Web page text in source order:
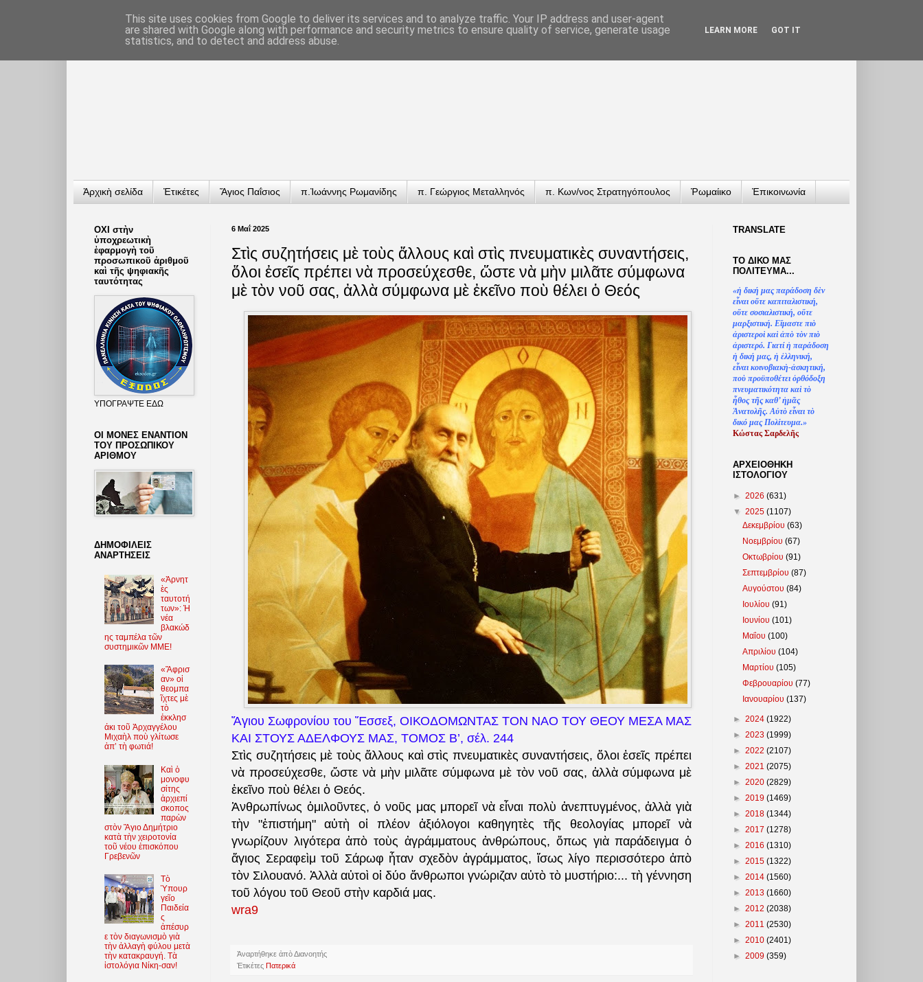
Ἀρχικὴ σελίδα Ἐτικέτες Ἅγιος Παΐσιος π.Ἰωάννης Ρωμανίδης π. Γεώργιος Μεταλληνός π. Κων/νος Στρατηγόπουλος Ῥωμαίικο Ἐπικοινωνία
6 Μαΐ 2025
Στὶς συζητήσεις μὲ τοὺς ἄλλους καὶ στὶς πνευματικὲς συναντήσεις,
ὅλοι ἐσεῖς πρέπει νὰ προσεύχεσθε, ὥστε νὰ μὴν μιλᾶτε σύμφωνα
μὲ τὸν νοῦ σας, ἀλλὰ σύμφωνα μὲ ἐκεῖνο ποὺ θέλει ὁ Θεός
Ἅγιου Σωφρονίου του Ἔσσεξ, ΟΙΚΟΔΟΜΩΝΤΑΣ ΤΟΝ ΝΑΟ ΤΟΥ ΘΕΟΥ ΜΕΣΑ ΜΑΣ
ΚΑΙ ΣΤΟΥΣ ΑΔΕΛΦΟΥΣ ΜΑΣ, ΤΟΜΟΣ Β’, σέλ. 244
Στὶς συζητήσεις μὲ τοὺς ἄλλους καὶ στὶς πνευματικὲς συναντήσεις, ὅλοι ἐσεῖς πρέπει
νὰ προσεύχεσθε, ὥστε νὰ μὴν μιλᾶτε σύμφωνα μὲ τὸν νοῦ σας, ἀλλὰ σύμφωνα μὲ
ἐκεῖνο ποὺ θέλει ὁ Θεός.
Ἀνθρωπίνως ὁμιλοῦντες, ὁ νοῦς μας μπορεῖ νὰ εἶναι πολὺ ἀνεπτυγμένος, ἀλλὰ γιὰ
τὴν "ἐπιστήμη" αὐτὴ οἱ πλέον ἀξιόλογοι καθηγητὲς τῆς θεολογίας μπορεῖ νὰ
γνωρίζουν λιγότερα ἀπὸ τοὺς ἀγράμματους ἀνθρώπους, ὅπως γιὰ παράδειγμα ὁ
ἅγιος Σεραφεὶμ τοῦ Σάρωφ ἦταν σχεδὸν ἀγράμματος, ἴσως λίγο περισσότερο ἀπὸ
τὸν Σιλουανό. Ἀλλὰ αὐτοὶ οἱ δύο ἄνθρωποι γνώριζαν αὐτὸ τὸ μυστήριο:... τὴ γέννηση
τοῦ λόγου τοῦ Θεοῦ στὴν καρδιά μας.
wra9
Ἀναρτήθηκε ἀπὸΔιανοητής
Ἐτικέτες Πατερικά
ΟΧΙ στὴν
ὑποχρεωτικὴ
ἐφαρμογὴ τοῦ
προσωπικοῦ ἀριθμοῦ
καὶ τῆς ψηφιακῆς
ταυτότητας
ΥΠΟΓΡΑΨΤΕ ΕΔΩ
ΟΙ ΜΟΝΕΣ ΕΝΑΝΤΙΟΝ
ΤΟΥ ΠΡΟΣΩΠΙΚΟΥ
ΑΡΙΘΜΟΥ
ΔΗΜΟΦΙΛΕΙΣ
ΑΝΑΡΤΗΣΕΙΣ
«Ἀρνητ
ὲς
ταυτοτή
των»: Ἡ
νέα
βλακώδ
ης ταμπέλα τῶν
συστημικῶν ΜΜΕ!
«Ἄφρισ
αν» οἱ
θεομπα
ῖχτες μὲ
τὸ
ἐκκλησ
άκι τοῦ Ἀρχαγγέλου
Μιχαὴλ ποὺ γλίτωσε
ἀπ’ τὴ φωτιά!
Καὶ ὁ
μονοφυ
σίτης
ἀρχιεπί
σκοπος
παρὼν
στὸν Ἅγιο Δημήτριο
κατὰ τὴν χειροτονία
τοῦ νέου ἐπισκόπου
Γρεβενῶν
Τὸ
Ὑπουρ
γεῖο
Παιδεία
ς
ἀπέσυρ
ε τὸν διαγωνισμὸ γιὰ
τὴν ἀλλαγὴ φύλου μετὰ
τὴν κατακραυγή. Τὰ
ἱστολόγια Νίκη-σαν!
TRANSLATΕ
ΤΟ ΔΙΚΟ ΜΑΣ
ΠΟΛΙΤΕΥΜΑ...
«ἡ δική μας παράδοση δὲν
εἶναι οὔτε καπιταλιστική,
οὔτε σοσιαλιστική, οὔτε
μαρξιστική. Εἴμαστε πιὸ
ἀριστεροὶ καὶ ἀπὸ τὸν πιὸ
ἀριστερό. Γιατίἡ παράδοση
ἡ δική μας, ἡ ἑλληνική,
εἶναι κοινοβιακὴ-ἀσκητική,
ποὺ προϋποθέτει ὀρθόδοξη
πνευματικότητα καὶ τὸ
ἦθος τῆς καθ’ἠμᾶς
Ἀνατολῆς. Αὐτὸ εἶναι τὸ
δικό μας Πολίτευμα.»
Κώστας Σαρδελῆς
ΑΡΧΕΙΟΘΗΚΗ
ΙΣΤΟΛΟΓΙΟΥ
► 2026 (631)
▼ 2025 (1107)
Δεκεμβρίου(63)
Νοεμβρίου(67)
Οκτωβρίου(91)
Σεπτεμβρίου(87)
Αυγούστου(84)
Ιουλίου(91)
Ιουνίου(101)
Μαΐου(100)
Απριλίου(104)
Μαρτίου(105)
Φεβρουαρίου(77)
Ιανουαρίου(137)
► 2024 (1922)
► 2023 (1999)
► 2022 (2107)
► 2021 (2075)
► 2020 (2829)
► 2019 (1469)
► 2018 (1344)
► 2017 (1278)
► 2016 (1310)
► 2015 (1322)
► 2014 (1560)
► 2013 (1660)
► 2012 (2038)
► 2011 (2530)
► 2010 (2401)
► 2009 (359)
This site uses cookies from Google to deliver its services and to analyze traffic. Your IP address and user-agent
are shared with Google along with performance and security metrics to ensure quality of service, generate usage
statistics, and to detect and address abuse.
LEARN MORE GOT IT